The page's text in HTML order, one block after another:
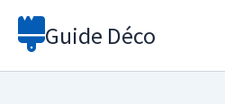
Aller
Guide Déco